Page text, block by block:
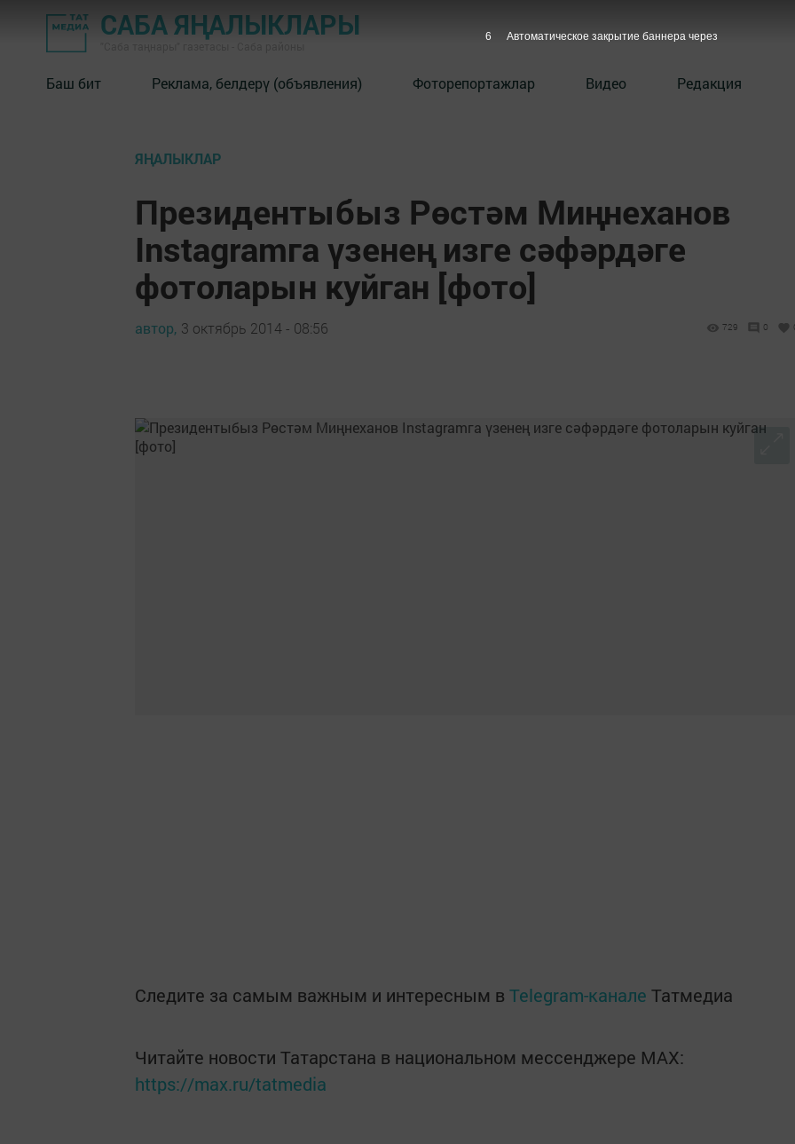
САБА ЯҢАЛЫКЛАРЫ
Баш бит Реклама, белдерү (объявления) Фоторепортажлар Видео Редакция
ЯҢАЛЫКЛАР
Президентыбыз Рөстәм Миңнеханов
Instagramга үзенең изге сәфәрдәге
фотоларын куйган [фото]
автор, 3 октябрь 2014 - 08:56 729 0
Следите за самым важным и интересным в Telegram-канале Татмедиа
Читайте новости Татарстана в национальном мессенджере MАХ:
https://max.ru/tatmedia
5 Автоматическое закрытие баннера через